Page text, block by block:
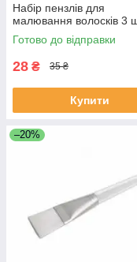
Набір пензлів для
малювання волосків 3
Готово до відправки
28 ₴ 35 ₴
Купити
–20%